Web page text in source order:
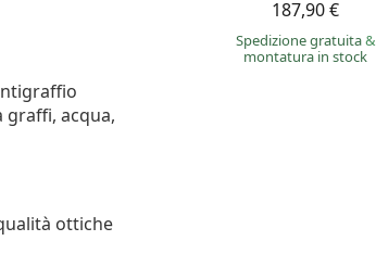
187,90 €
Spedizione gratuita&
montatura in stock
acqua,
ottiche